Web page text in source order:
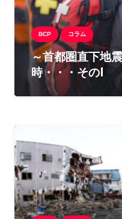
BCP コラム
～首都圏直下地
時・・・その1